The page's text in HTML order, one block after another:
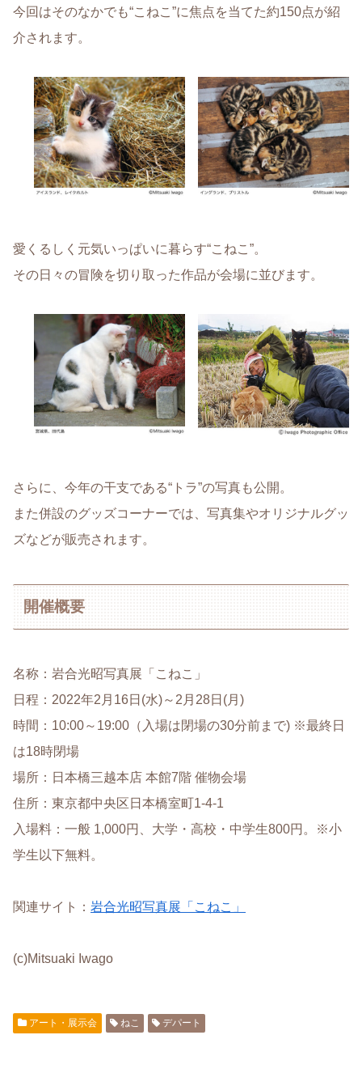
今回はそのなかでも“こねこ”に焦点を当てた約150点が紹
介されます。
愛くるしく元気いっぱいに暮らす“こねこ”。
その日々の冒険を切り取った作品が会場に並びます。
さらに、今年の干支である“トラ”の写真も公開。
また併設のグッズコーナーでは、写真集やオリジナルグッ
ズなどが販売されます。
開催概要
名称：岩合光昭写真展「こねこ」
日程：2022年2月16日(水)～2月28日(月)
時間：10:00～19:00（入場は閉場の30分前まで) ※最終日
は18時閉場
場所：日本橋三越本店 本館7階 催物会場
住所：東京都中央区日本橋室町1-4-1
入場料：一般 1,000円、大学・高校・中学生800円。※小
学生以下無料。
関連サイト： 岩合光昭写真展「こねこ」
(c)Mitsuaki Iwago
アート・展示会 ねこ デパート